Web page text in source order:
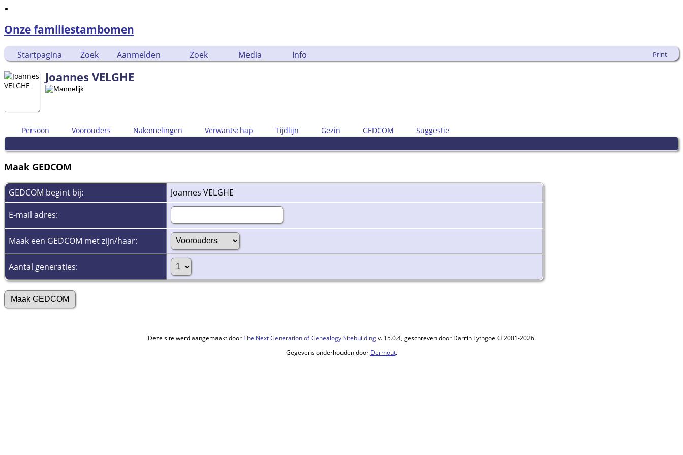
Onze familiestambomen
Startpagina Zoek Aanmelden Zoek Media Info Print
Joannes VELGHE
Persoon Voorouders Nakomelingen Verwantschap Tijdlijn Gezin GEDCOM Suggestie
Maak GEDCOM
GEDCOM begint bij:
Joannes VELGHE
E-mail adres:
Maak een GEDCOM met zijn/haar:
Aantal generaties:
Deze site werd aangemaakt doorThe Next Generation of Genealogy Sitebuildingv. 15.0.4, geschreven door Darrin Lythgoe © 2001-2026.
Gegevens onderhouden door Dermout.